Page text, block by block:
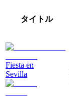
タイトル
Fiesta en
Sevilla